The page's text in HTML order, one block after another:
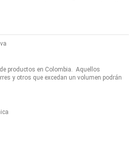
productos en Colombia. Aquellos
y otros que excedan un volumen podrán